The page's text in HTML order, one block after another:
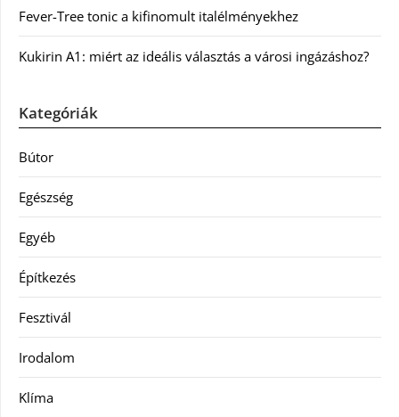
Fever-Tree tonic a kifinomult italélményekhez
Kukirin A1: miért az ideális választás a városi ingázáshoz?
Kategóriák
Bútor
Egészség
Egyéb
Építkezés
Fesztivál
Irodalom
Klíma